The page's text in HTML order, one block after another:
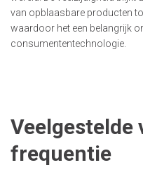
van opblaasbare producten
waardoor het een belangrijk
consumententechnologie.
Veelgestelde
frequentie